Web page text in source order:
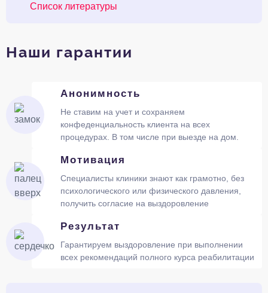
Список литературы
Наши гарантии
Анонимность
Не ставим на учет и сохраняем
конфеденциальность клиента на всех
процедурах. В том числе при выезде на дом.
Мотивация
Специалисты клиники знают как грамотно, без
психологического или физического давления,
получить согласие на выздоровление
Результат
Гарантируем выздоровление при выполнении
всех рекомендаций полного курса реабилитации